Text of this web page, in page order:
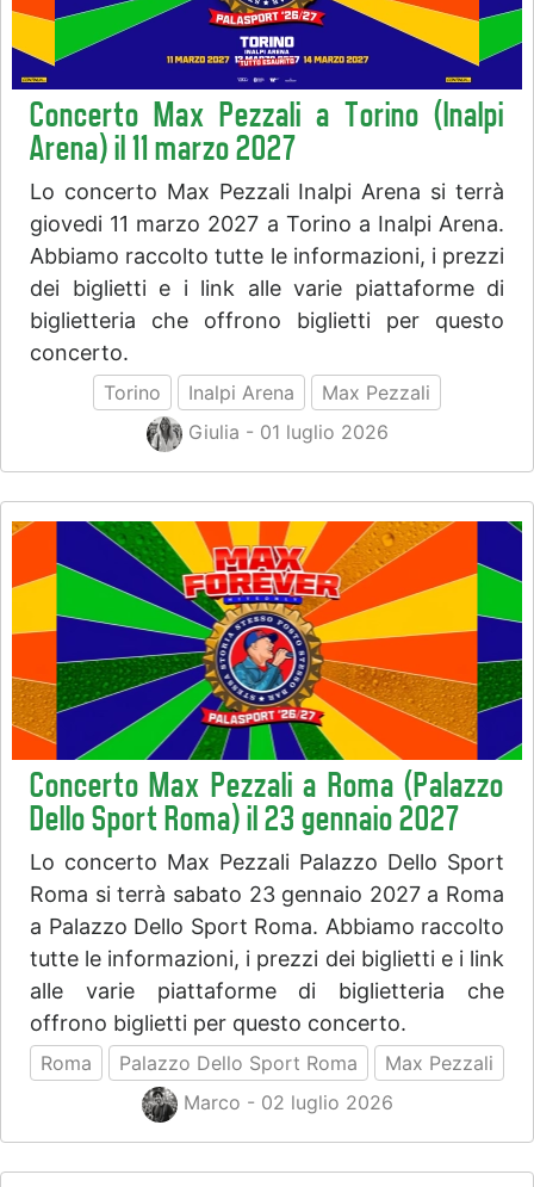
Concerto Max Pezzali a Torino (Inalpi
Arena) il 11 marzo 2027
Lo concerto Max Pezzali Inalpi Arena si terrà
giovedi 11 marzo 2027 a Torino a Inalpi Arena.
Abbiamo raccolto tutte le informazioni, i prezzi
dei biglietti e i link alle varie piattaforme di
biglietteria che offrono biglietti per questo
concerto.
Torino Inalpi Arena
Max Pezzali
Giulia - 01 luglio 2026
Concerto Max Pezzali a Roma (Palazzo
Dello Sport Roma) il 23 gennaio 2027
Lo concerto Max Pezzali Palazzo Dello Sport
Roma si terrà sabato 23 gennaio 2027 a Roma
a Palazzo Dello Sport Roma. Abbiamo raccolto
tutte le informazioni, i prezzi dei biglietti e i link
alle varie piattaforme di biglietteria che
offrono biglietti per questo concerto.
Roma Palazzo Dello Sport Roma
Max Pezzali
Marco - 02 luglio 2026